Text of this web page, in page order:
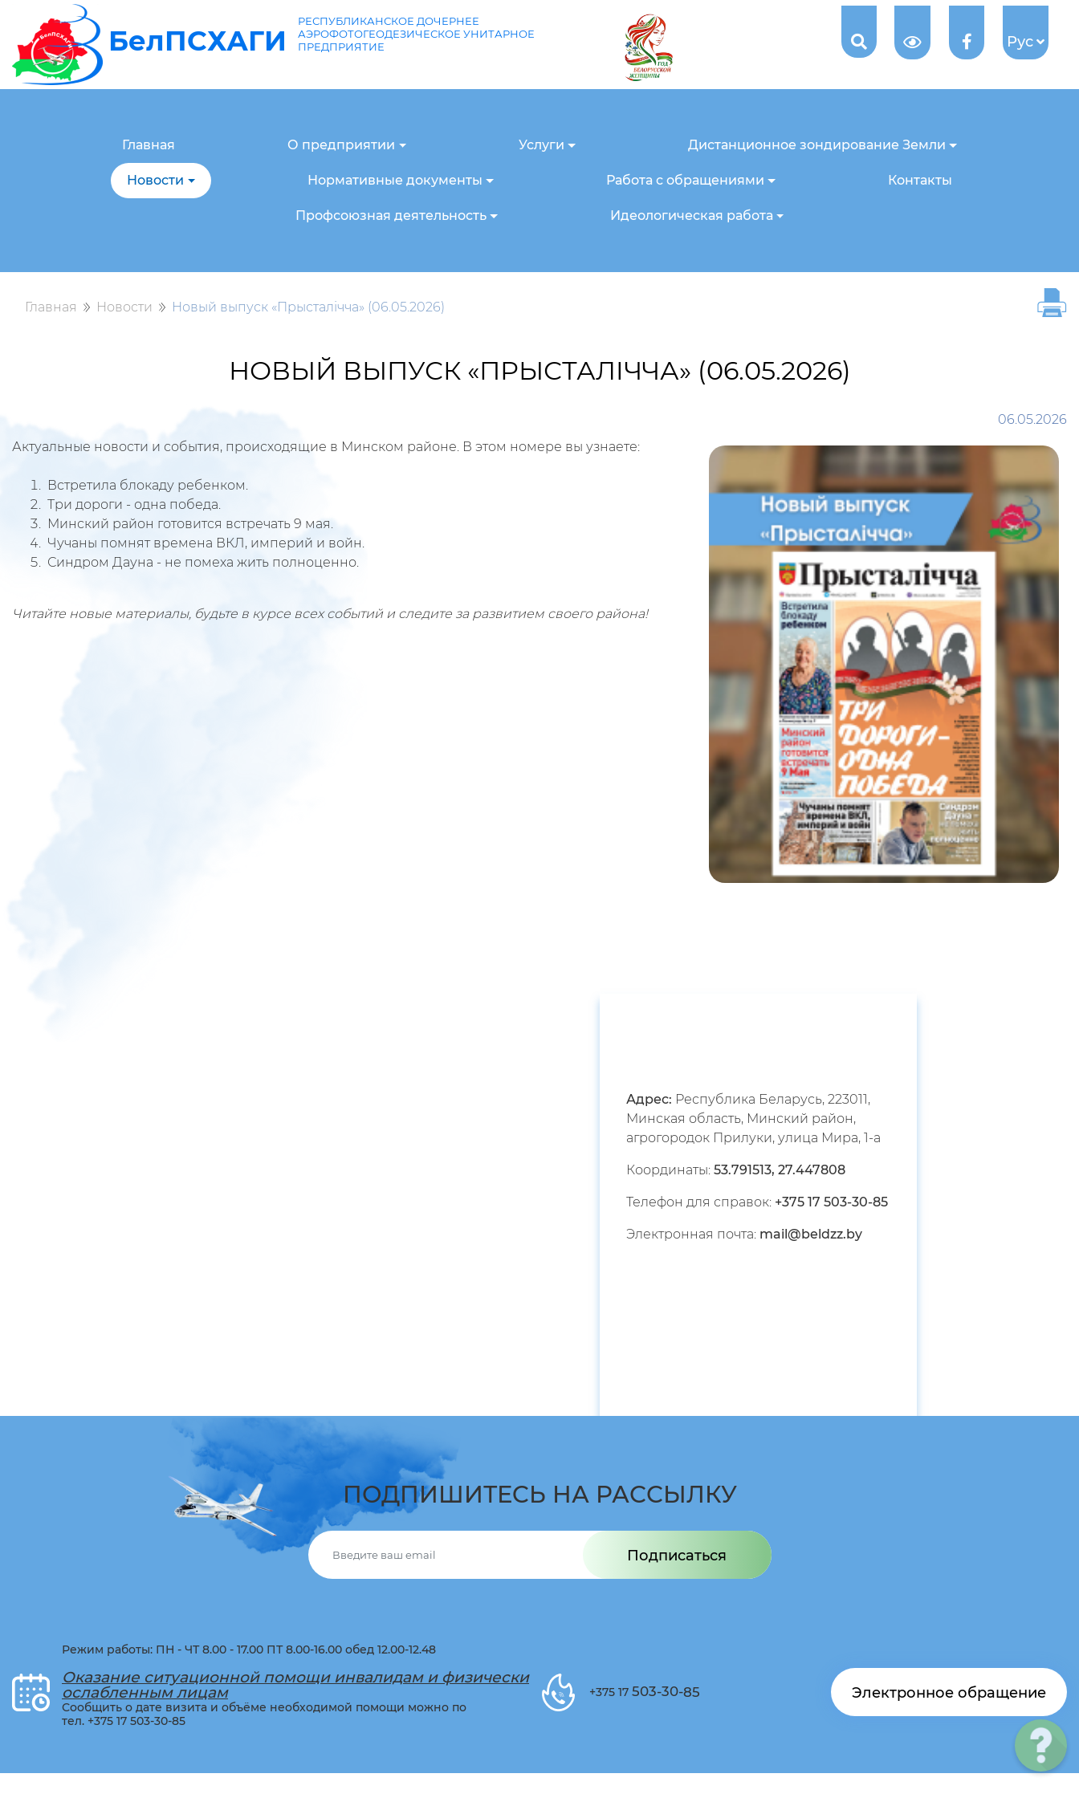
БелПСХАГИ
РЕСПУБЛИКАНСКОЕ ДОЧЕРНЕЕ
АЭРОФОТОГЕОДЕЗИЧЕСКОЕ УНИТАРНОЕ
ПРЕДПРИЯТИЕ
Рус
Главная О предприятии Услуги Дистанционное зондирование Земли
Новости Нормативные документы Работа с обращениями Контакты
Профсоюзная деятельность Идеологическая работа
Главная Новости Новый выпуск «Прысталiчча» (06.05.2026)
НОВЫЙ ВЫПУСК «ПРЫСТАЛIЧЧА» (06.05.2026)
06.05.2026
Актуальные новости и события, происходящие в Минском районе. В этом номере вы узнаете:
Встретила блокаду ребенком.
Три дороги - одна победа.
Минский район готовится встречать 9 мая.
Чучаны помнят времена ВКЛ, империй и войн.
Синдром Дауна - не помеха жить полноценно.
Читайте новые материалы, будьте в курсе всех событий и следите за развитием своего района!
Адрес: Республика Беларусь, 223011,
Минская область, Минский район,
агрогородок Прилуки, улица Мира, 1-а
Координаты:53.791513, 27.447808
Телефон для справок: +375 17 503-30-85
Электронная почта: mail@beldzz.by
ПОДПИШИТЕCЬ НА РАССЫЛКУ
Подписаться
Режим работы: ПН - ЧТ 8.00 - 17.00 ПТ 8.00-16.00 обед 12.00-12.48
Оказание ситуационной помощи инвалидам и физически
ослабленным лицам
Сообщить о дате визита и объёме необходимой помощи можно по
тел. +375 17 503-30-85
+375 17 503-30-85 Электронное обращение